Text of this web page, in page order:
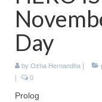
Materials
Energy
Ceritatira
Day
by Ozha Hernandha
0
Prolog